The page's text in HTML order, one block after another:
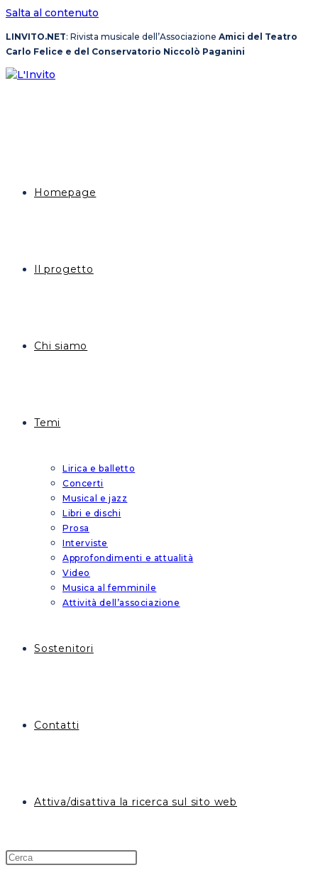
Salta al contenuto
LINVITO.NET: Rivista musicale dell’Associazione Amici del Teatro
Carlo Felice e del Conservatorio Niccolò Paganini
Homepage
Il progetto
Chi siamo
Temi
Lirica e balletto
Concerti
Musical e jazz
Libri e dischi
Prosa
Interviste
Approfondimenti e attualità
Video
Musica al femminile
Attività dell’associazione
Sostenitori
Contatti
Attiva/disattiva la ricerca sul sito web